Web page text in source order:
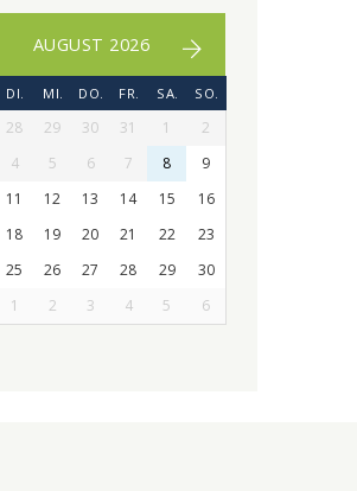
AUGUST 2026
DI. MI. DO. FR. SA. SO.
28 29 30 31 1
2
4 5 6 7 8
9
11 12 13 14 15
16
18 19 20 21 22
23
25 26 27 28 29
30
1 2 3 4 5 6